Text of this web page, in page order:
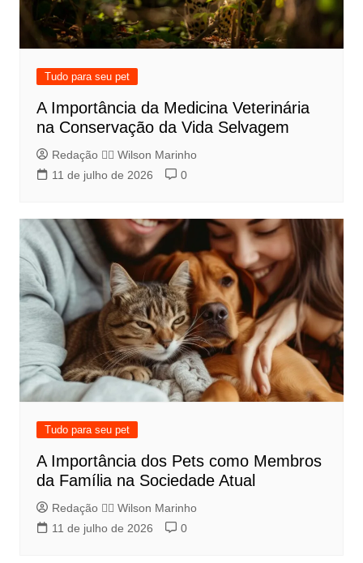
Tudo para seu pet
A Importância da Medicina Veterinária
na Conservação da Vida Selvagem
Redação 👨‍⚖️​ Wilson Marinho
11 de julho de 2026
0
Tudo para seu pet
A Importância dos Pets como Membros
da Família na Sociedade Atual
Redação 👨‍⚖️​ Wilson Marinho
11 de julho de 2026
0